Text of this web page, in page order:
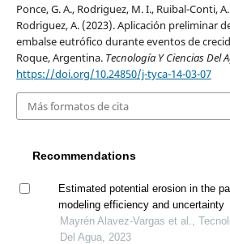
Ponce, G. A., Rodriguez, M. I., Ruibal-Conti,
Rodriguez, A. (2023). Aplicación preliminar
embalse eutrófico durante eventos de
Roque, Argentina. Tecnología Y Ciencias Del
https://doi.org/10.24850/j-tyca-14-03-07
Más formatos de cita
Recommendations
Estimated potential erosion in the
modeling efficiency and uncertainty
Mayrén Alavez-Vargas et al.,
Del Agua, 2023